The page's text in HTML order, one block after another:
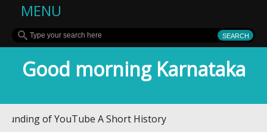
MENU
Good morning Karnataka
of YouTube A Short History